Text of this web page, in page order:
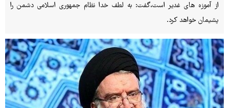
از آموزه های غدیر است،گفت: به لطف خدا نظام جمهوری اسلامی دشمن را
پشیمان خواهد کرد.